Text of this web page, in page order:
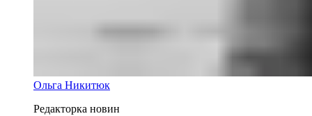
Ольга Никитюк
Редакторка новин